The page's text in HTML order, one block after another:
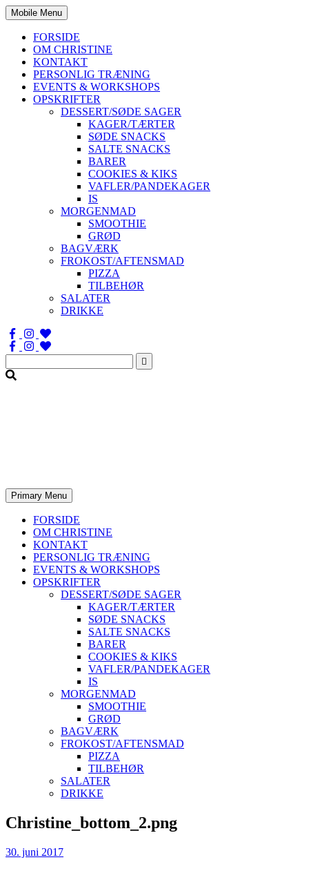
Mobile Menu
FORSIDE
OM CHRISTINE
KONTAKT
PERSONLIG TRÆNING
EVENTS & WORKSHOPS
OPSKRIFTER
DESSERT/SØDE SAGER
KAGER/TÆRTER
SØDE SNACKS
SALTE SNACKS
BARER
COOKIES & KIKS
VAFLER/PANDEKAGER
IS
MORGENMAD
SMOOTHIE
GRØD
BAGVÆRK
FROKOST/AFTENSMAD
PIZZA
TILBEHØR
SALATER
DRIKKE
Søg
efter:
Primary Menu
FORSIDE
OM CHRISTINE
KONTAKT
PERSONLIG TRÆNING
EVENTS & WORKSHOPS
OPSKRIFTER
DESSERT/SØDE SAGER
KAGER/TÆRTER
SØDE SNACKS
SALTE SNACKS
BARER
COOKIES & KIKS
VAFLER/PANDEKAGER
IS
MORGENMAD
SMOOTHIE
GRØD
BAGVÆRK
FROKOST/AFTENSMAD
PIZZA
TILBEHØR
SALATER
DRIKKE
Skip
to
Christine_bottom_2.png
30. juni 2017